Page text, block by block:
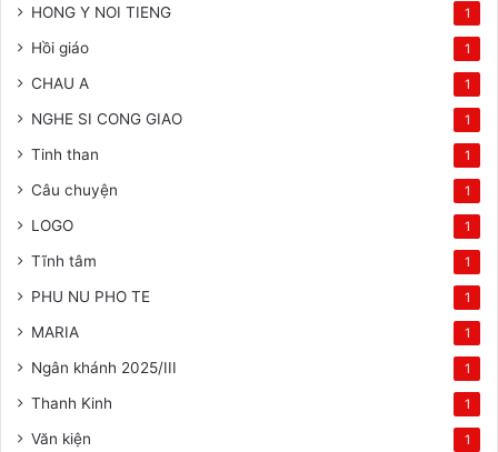
HONG Y NOI TIENG 1
Hồi giáo 1
CHAU A 1
NGHE SI CONG GIAO 1
Tinh than 1
Câu chuyện 1
LOGO 1
Tĩnh tâm 1
PHU NU PHO TE 1
MARIA 1
Ngân khánh 2025/III 1
Thanh Kinh 1
Văn kiện 1